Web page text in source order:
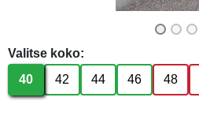
Valitse koko:
40
42 44 46 48